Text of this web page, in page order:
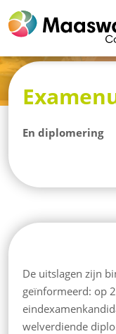
En diplomering
De uitslagen zijn
geïnformeerd: op
welverdiende